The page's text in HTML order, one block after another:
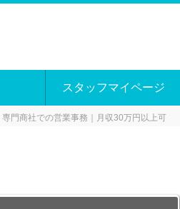
スタッフマイページ
門商社での営業事務｜月収30万円以上可